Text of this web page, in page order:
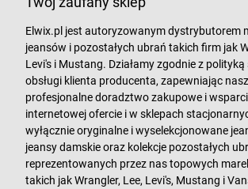
Elwix.pl jest autoryzowanym dystrybutorem
jeansów i pozostałych ubrań takich firm jak
Levi's i Mustang. Działamy zgodnie z
obsługi klienta producenta, zapewniając
profesjonalne doradztwo zakupowe i
internetowej ofercie i w sklepach
wyłącznie oryginalne i wyselekcjonowane
jeansy damskie oraz kolekcje pozostałych
reprezentowanych przez nas topowych
takich jak Wrangler, Lee, Levi's, Mustang i